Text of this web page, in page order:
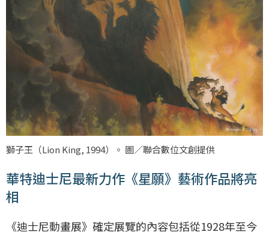
獅子王（Lion King, 1994）。 圖／聯合數位文創提供
華特迪士尼最新力作《星願》藝術作品將亮
相
《迪士尼動畫展》確定展覽的內容包括從1928年至今